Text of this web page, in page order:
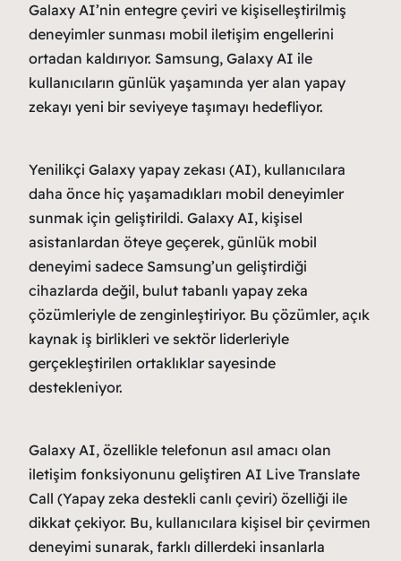
Galaxy AI’nin entegre çeviri ve kişiselleştirilmiş
deneyimler sunması mobil iletişim engellerini
ortadan kaldırıyor. Samsung, Galaxy AI ile
kullanıcıların günlük yaşamında yer alan yapay
zekayı yeni bir seviyeye taşımayı hedefliyor.
Yenilikçi Galaxy yapay zekası (AI), kullanıcılara
daha önce hiç yaşamadıkları mobil deneyimler
sunmak için geliştirildi. Galaxy AI, kişisel
asistanlardan öteye geçerek, günlük mobil
deneyimi sadece Samsung’un geliştirdiği
cihazlarda değil, bulut tabanlı yapay zeka
çözümleriyle de zenginleştiriyor. Bu çözümler, açık
kaynak iş birlikleri ve sektör liderleriyle
gerçekleştirilen ortaklıklar sayesinde
destekleniyor.
Galaxy AI, özellikle telefonun asıl amacı olan
iletişim fonksiyonunu geliştiren AI Live Translate
Call (Yapay zeka destekli canlı çeviri) özelliği ile
dikkat çekiyor. Bu, kullanıcılara kişisel bir çevirmen
deneyimi sunarak, farklı dillerdeki insanlarla